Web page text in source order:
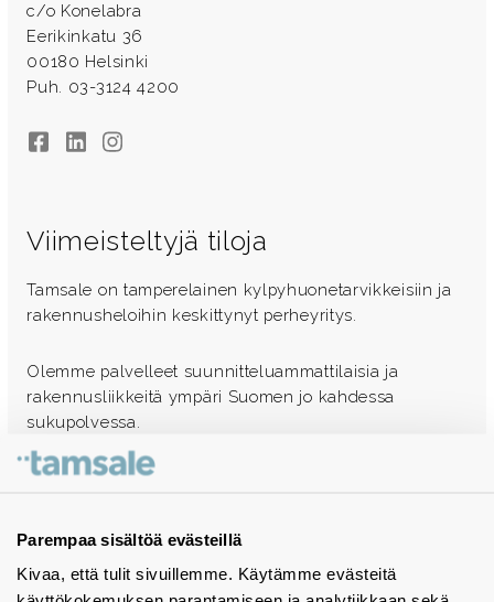
Parempaa sisältöä evästeillä
Kivaa, että tulit sivuillemme. Käytämme evästeitä
c/o Konelabra
Eerikinkatu 36
00180 Helsinki
Puh. 03-3124 4200
FacebookLinkedInInstagram
Viimeisteltyjä tiloja
Tamsale on tamperelainen kylpyhuonetarvikkeisiin ja
rakennusheloihin keskittynyt perheyritys.
Olemme palvelleet suunnitteluammattilaisia ja
rakennusliikkeitä ympäri Suomen jo kahdessa
sukupolvessa.
Ota yhteyttä - autamme mielellämme
Tuotekuvastot
Instagram